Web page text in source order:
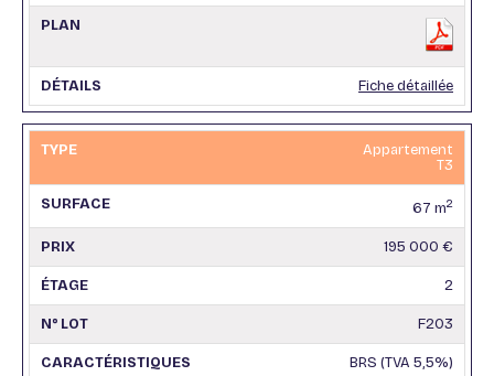
Fiche détaillée
Appartement
T3
67 m2
195 000 €
2
F203
BRS (TVA 5,5%)